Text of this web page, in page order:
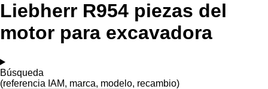
Liebherr R954 piezas del
motor para excavadora
Búsqueda
(referencia IAM, marca, modelo, recambio)